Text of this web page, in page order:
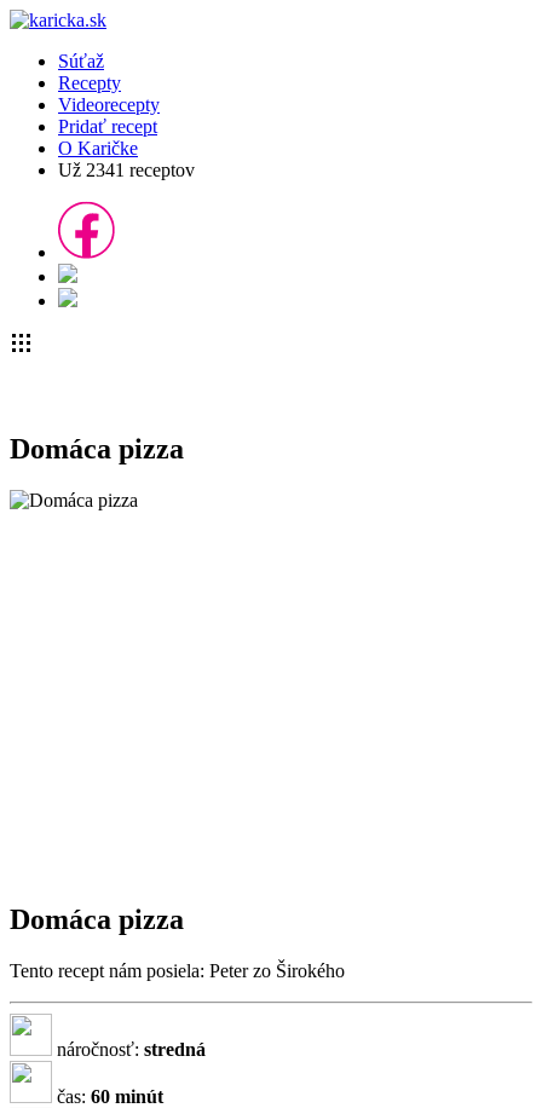
Súťaž
Recepty
Videorecepty
Pridať recept
O Karičke
Už 2341 receptov
Domáca pizza
Domáca pizza
Tento recept nám posiela: Peter zo Širokého
náročnosť: stredná
čas: 60 minút